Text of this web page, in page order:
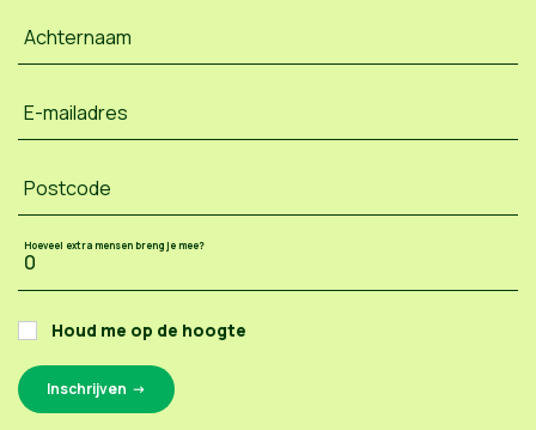
Achternaam
E-mailadres
Postcode
Hoeveel extra mensen breng je mee?
Houd me op de hoogte